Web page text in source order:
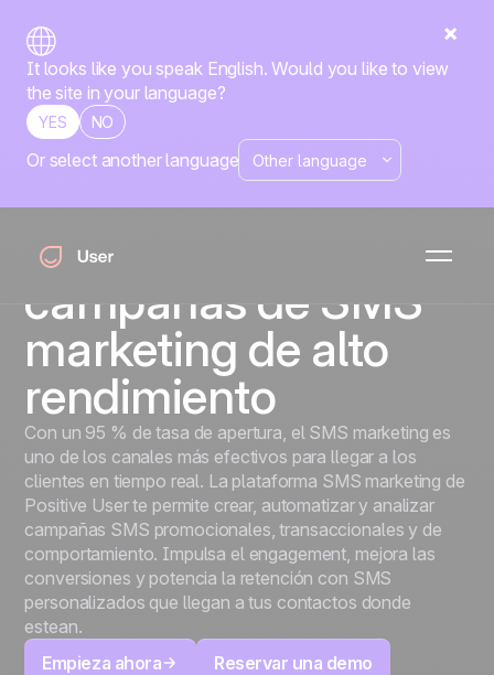
It looks like you speak English. Would you like to view
the site in your language?
YES NO
Or select another language
SMS Marketing
Llega a tu audiencia
al instante con
campañas de SMS
marketing de alto
rendimiento
Con un 95 % de tasa de apertura, el SMS marketing es
uno de los canales más efectivos para llegar a los
clientes en tiempo real. La plataforma SMS marketing de
Positive User te permite crear, automatizar y analizar
campañas SMS promocionales, transaccionales y de
comportamiento. Impulsa el engagement, mejora las
conversiones y potencia la retención con SMS
personalizados que llegan a tus contactos donde
estean.
Empieza ahora
Reservar una demo